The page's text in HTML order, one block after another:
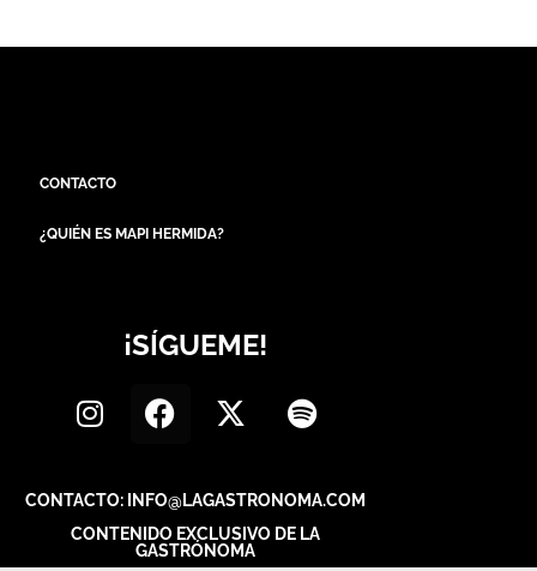
CONTACTO
¿QUIÉN ES MAPI HERMIDA?
¡SÍGUEME!
CONTACTO: INFO@LAGASTRONOMA.COM
CONTENIDO EXCLUSIVO DE LA
GASTRÓNOMA